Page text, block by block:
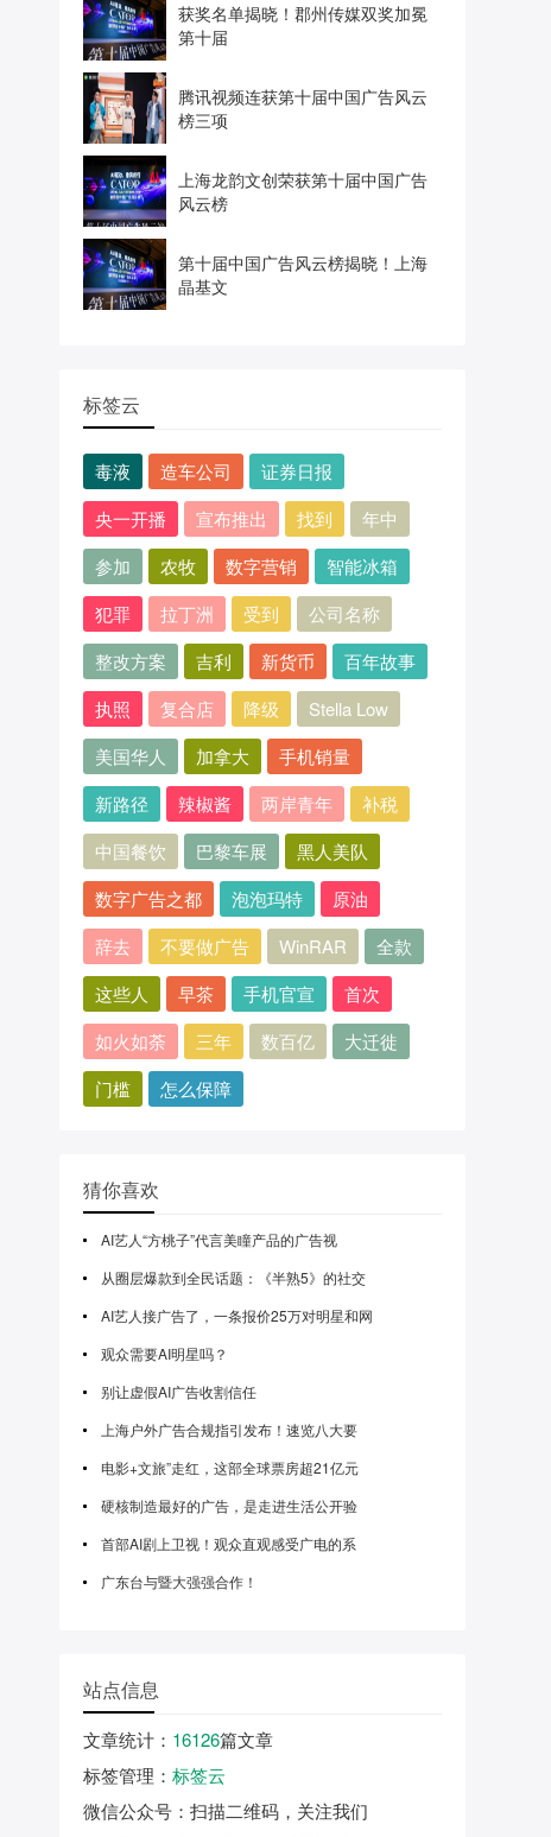
获奖名单揭晓！郡州传媒双奖加冕
第十届
腾讯视频连获第十届中国广告风云
榜三项
上海龙韵文创荣获第十届中国广告
风云榜
第十届中国广告风云榜揭晓！上海
晶基文
标签云
毒液 造车公司
证券日报
央一开播
宣布推出 找到
年中
参加
农牧 数字营销
智能冰箱
犯罪
拉丁洲 受到
公司名称
整改方案
吉利 新货币
百年故事
执照
复合店 降级
Stella Low
美国华人
加拿大
手机销量
新路径
辣椒酱 两岸青年
补税
中国餐饮
巴黎车展
黑人美队
数字广告之都
泡泡玛特
原油
辞去
不要做广告 WinRAR
全款
这些人
早茶 手机官宣
首次
如火如荼
三年 数百亿
大迁徙
门槛
怎么保障
猜你喜欢
AI艺人“方桃子”代言美瞳产品的广告视
从圈层爆款到全民话题：《半熟5》的社交
AI艺人接广告了，一条报价25万对明星和网
观众需要AI明星吗？
别让虚假AI广告收割信任
上海户外广告合规指引发布！速览八大要
电影+文旅”走红，这部全球票房超21亿元
硬核制造最好的广告，是走进生活公开验
首部AI剧上卫视！观众直观感受广电的系
广东台与暨大强强合作！
站点信息
文章统计 ： 16126篇文章
标签管理 ： 标签云
微信公众号 ：扫描二维码，关注我们